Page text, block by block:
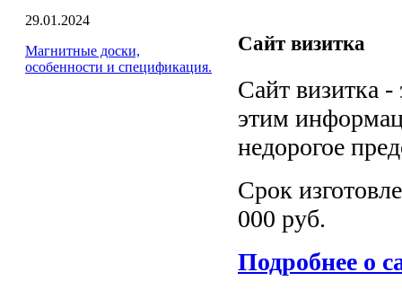
29.01.2024
Магнитные доски,
особенности и спецификация.
Сайт визитка
Сайт визитка -
этим
недорогое
Срок
000 руб.
Подробнее о